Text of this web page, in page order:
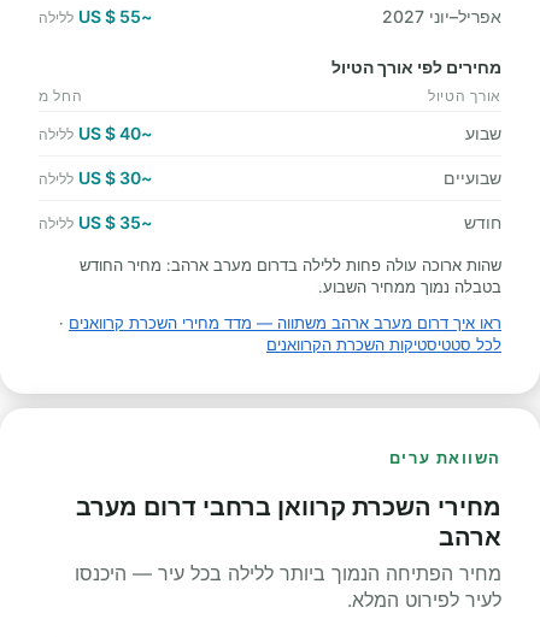
אפריל–יוני 2027 ~55 $ US ללילה
מחירים לפי אורך הטיול
אורך הטיול החל מ
שבוע ~40 $ US ללילה
שבועיים ~30 $ US ללילה
חודש ~35 $ US ללילה
שהות ארוכה עולה פחות ללילה בדרום מערב ארהב: מחיר החודש
בטבלה נמוך ממחיר השבוע.
ראו איך דרום מערב ארהב משתווה — מדד מחירי השכרת קרוואנים ·
לכל סטטיסטיקות השכרת הקרוואנים
השוואת ערים
מחירי השכרת קרוואן ברחבי דרום מערב
ארהב
מחיר הפתיחה הנמוך ביותר ללילה בכל עיר — היכנסו
לעיר לפירוט המלא.